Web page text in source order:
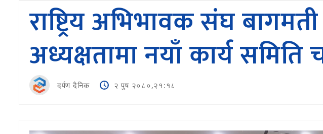
राष्ट्रिय अभिभावक संघ
अध्यक्षतामा नयाँ कार्य
दर्पण दैनिक २ पुष २०८०,२१:१८